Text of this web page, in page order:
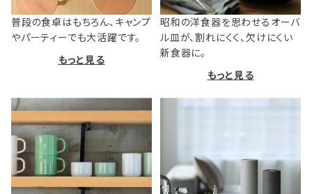
普段の食卓はもちろん、キャンプ
やパーティーでも大活躍です。
もっと見る
昭和の洋食器を思わせるオーバ
ル皿が、割れにくく、欠けにくい
新食器に。
もっと見る